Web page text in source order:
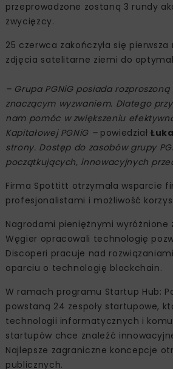
przeprowadzone zostaną 3 rundy
zwycięzcy.
25 czerwca zakończyła się
zdjęcia satelitarne ziemi do
– Grupa PGNiG posiada
znaczącym wyzwaniem. Dlatego
nam pomóc w zwiększeniu
Kapitałowej PGNiG –powiedział
strony. Dostęp do zasobów grupy
początkujących, innowacyjnych
Firma Spottitt otrzymała wsparcie
profesjonalistami i możliwość
Nagrodami pieniężnymi wyróżnione
Węgier opracowali technologię
Discoperi pracuje nad
oparciu o technologię blockchain.
W ramach programu Startup Hub:
powstaną 24 zespoły startupowe,
technologii informatycznych i
startupów chce znaleźć
Najlepsze zagraniczne koncepcje
publicznych.